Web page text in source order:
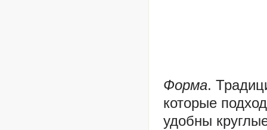
Форма.
которые
удобны